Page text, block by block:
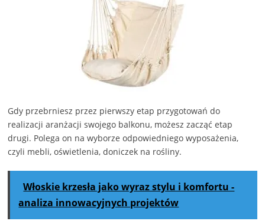
Gdy przebrniesz przez pierwszy etap przygotowań do
realizacji aranżacji swojego balkonu, możesz zacząć etap
drugi. Polega on na wyborze odpowiedniego wyposażenia,
czyli mebli, oświetlenia, doniczek na rośliny.
Włoskie krzesła jako wyraz stylu i komfortu -
analiza innowacyjnych projektów